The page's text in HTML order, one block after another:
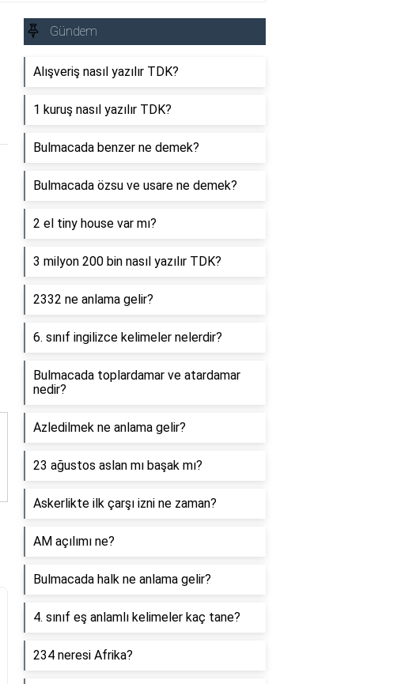
Gündem
Alışveriş nasıl yazılır TDK?
1 kuruş nasıl yazılır TDK?
Bulmacada benzer ne demek?
Bulmacada özsu ve usare ne demek?
2 el tiny house var mı?
3 milyon 200 bin nasıl yazılır TDK?
2332 ne anlama gelir?
6. sınıf ingilizce kelimeler nelerdir?
Bulmacada toplardamar ve atardamar
nedir?
Azledilmek ne anlama gelir?
23 ağustos aslan mı başak mı?
Askerlikte ilk çarşı izni ne zaman?
AM açılımı ne?
Bulmacada halk ne anlama gelir?
4. sınıf eş anlamlı kelimeler kaç tane?
234 neresi Afrika?